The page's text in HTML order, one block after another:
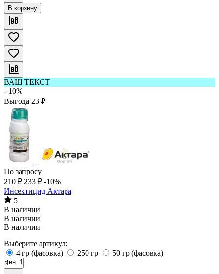
В корзину
ВАШ ТЕКСТ
- 10%
Выгода 23 ₽
По запросу
210 ₽ 233 ₽ -10%
Инсектицид Актара
5
В наличии
В наличии
В наличии
Выберите артикул:
4 гр (фасовка)
250 гр 50 гр (фасовка)
мин. 1